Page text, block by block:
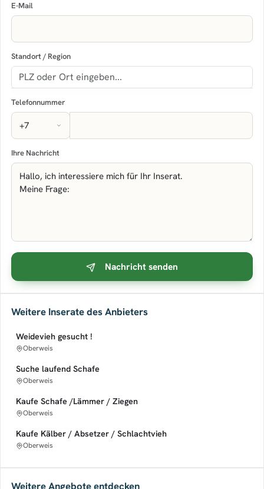
E-Mail
Standort / Region
Telefonnummer
Ihre Nachricht
Nachricht senden
Weitere Inserate des Anbieters
Weidevieh gesucht !
Oberweis
Suche laufend Schafe
Oberweis
Kaufe Schafe /Lämmer / Ziegen
Oberweis
Kaufe Kälber / Absetzer / Schlachtvieh
Oberweis
Weitere Angebote entdecken